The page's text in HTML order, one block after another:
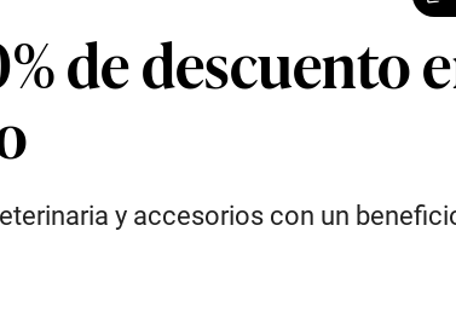
de descuento
y accesorios con un